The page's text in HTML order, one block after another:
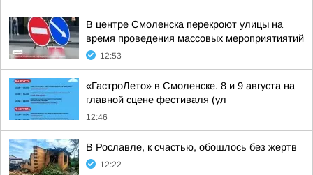
В центре Смоленска перекроют улицы на
время проведения массовых мероприятиятий
12:53
«ГастроЛето» в Смоленске. 8 и 9 августа на
главной сцене фестиваля (ул
12:46
В Рославле, к счастью, обошлось без жертв
12:22